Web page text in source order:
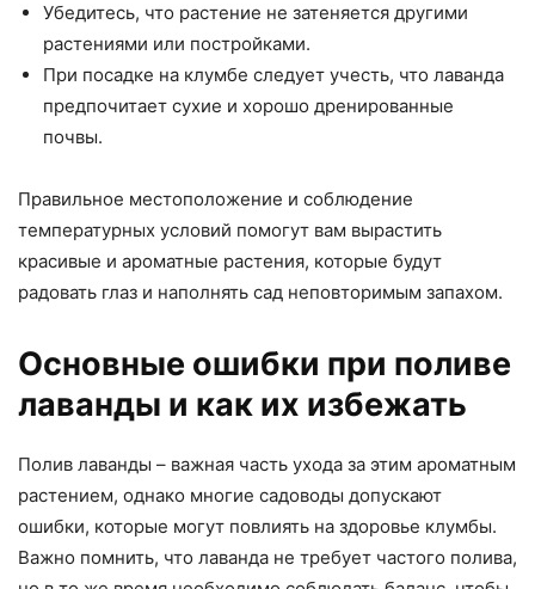
Убедитесь, что растение не затеняется другими
растениями или постройками.
При посадке на клумбе следует учесть, что лаванда
предпочитает сухие и хорошо дренированные
почвы.
Правильное местоположение и соблюдение
температурных условий помогут вам вырастить
красивые и ароматные растения, которые будут
радовать глаз и наполнять сад неповторимым запахом.
Основные ошибки при поливе
лаванды и как их избежать
Полив лаванды – важная часть ухода за этим ароматным
растением, однако многие садоводы допускают
ошибки, которые могут повлиять на здоровье клумбы.
Важно помнить, что лаванда не требует частого полива,